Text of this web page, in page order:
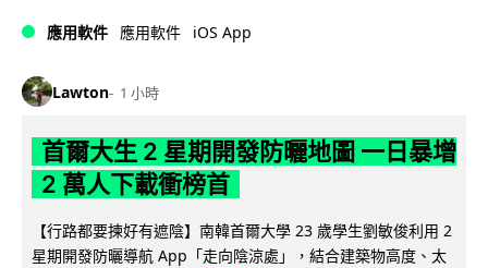
應用軟件 應用軟件 iOS App
Lawton 1 小時
首爾大生 2 星期開發防曬地圖 一日暴增
2 萬人下載衝榜首
【行路都要揀好有遮陰】南韓首爾大學 23 歲學生劉敏俊利用 2
星期開發防曬導航 App「走向陰涼處」，結合建築物高度、太